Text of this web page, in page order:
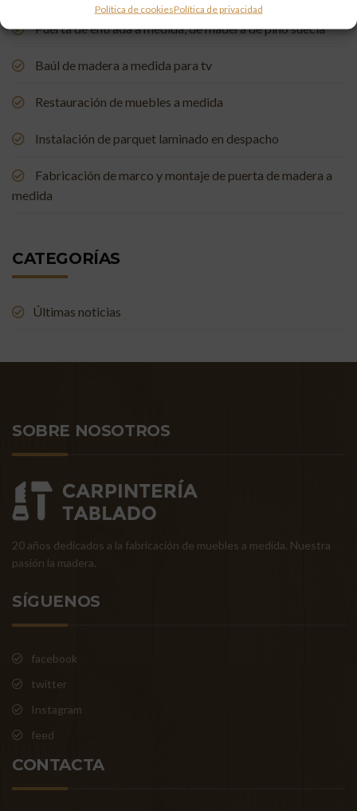
Política de cookiesPolítica de privacidad
Puerta de entrada a medida, de madera de pino suecia
Baúl de madera a medida para tv
Restauración de muebles a medida
Instalación de parquet laminado en despacho
Fabricación de marco y montaje de puerta de madera a
medida
CATEGORÍAS
Últimas noticias
SOBRE NOSOTROS
20 años dedicados a la fabricación de muebles a medida. Nuestra
pasión la madera.
SÍGUENOS
facebook
twitter
Instagram
feed
CONTACTA